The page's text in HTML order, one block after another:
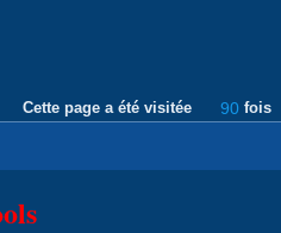
Cette page a été visitée 90 fois